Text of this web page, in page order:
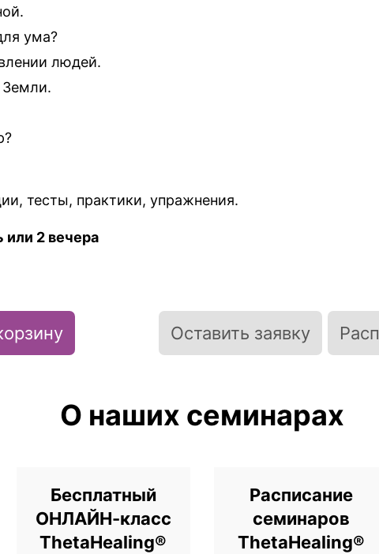
ума?
людей.
Земли.
тесты, практики, упражнения.
2 вечера
Оставить заявку
О наших семинарах
Бесплатный
ОНЛАЙН-класс
ThetaHealing®
Расписание
семинаров
ThetaHealing®